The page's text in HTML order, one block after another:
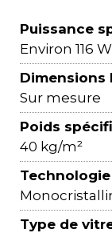
Puissance
Environ 116
Dimensions
Sur mesure
Poids
40 kg/m²
Type de